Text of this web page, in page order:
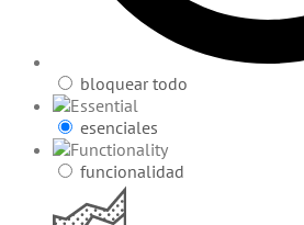
bloquear todo
esenciales
funcionalidad